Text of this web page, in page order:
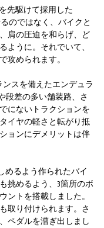
先駆けて採用した
のではなく、バイクと
肩の圧迫を和らげ、ど
ように。それでいて、
攻められます。
ンスを備えたエンデュラ
段差の多い舗装路、さ
にないトラクションを
イヤの軽さと転がり抵
ョンにデメリットは伴
めるよう作られたバイ
挑めるよう、3箇所のボ
ントを搭載しました。
取り付けられます。さ
ペダルを漕ぎ出しまし